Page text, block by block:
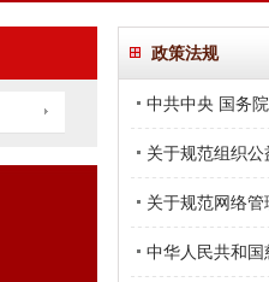
政策法规
中共中央 国务
关于规范组织
关于规范网络
中华人民共和国